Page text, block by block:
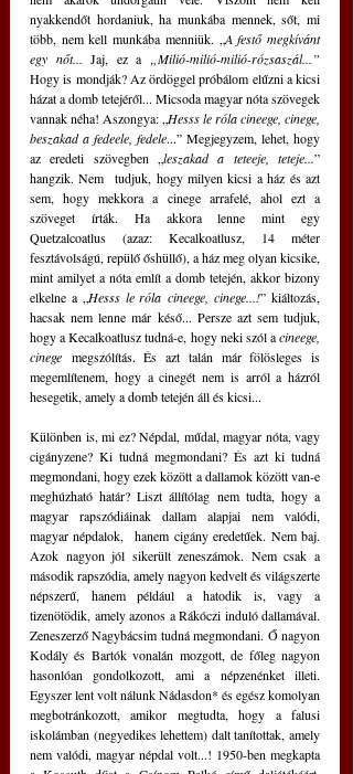
nyakkendőt hordaniuk, ha munkába mennek, sőt, mi
több, nem kell munkába menniük. „A festő megkívánt
egy nőt... Jaj, ez a
Hogy is mondják? Az ördöggel próbálom elűzni a kicsi
házat a domb tetejéről... Micsoda magyar nóta szövegek
vannak néha! Aszongya: „ Hesss le róla cineege, cinege,
beszakad a fedeele, fedele...” Megjegyzem, lehet, hogy
az eredeti szövegben „leszakad a teteeje, teteje...”
hangzik. Nem  tudjuk, hogy milyen kicsi a ház és azt
sem, hogy mekkora a cinege arrafelé, ahol ezt a
szöveget írták. Ha akkora lenne mint egy
Quetzalcoatlus (azaz: Kecalkoatlusz, 14 méter
fesztávolságú, repülő őshüllő), a ház meg olyan kicsike,
mint amilyet a nóta említ a domb tetején, akkor bizony
elkelne a „ Hesss le róla cineege, cinege...!” kiáltozás,
hacsak nem lenne már késő... Persze azt sem tudjuk,
hogy a Kecalkoatlusz tudná-e, hogy neki szól a cineege,
cinege megszólítás. És azt talán már fölösleges is
megemlítenem, hogy a cinegét nem is arról a házról
hesegetik, amely a domb tetején áll és kicsi...
Különben is, mi ez? Népdal, műdal, magyar nóta, vagy
cigányzene? Ki tudná megmondani? És azt ki tudná
megmondani, hogy ezek között a dallamok között van-e
meghúzható határ? Liszt állítólag nem tudta, hogy a
magyar rapszódiáinak dallam alapjai nem valódi,
magyar népdalok,  hanem cigány eredetűek. Nem baj.
Azok nagyon jól sikerült zeneszámok. Nem csak a
második rapszódia, amely nagyon kedvelt és világszerte
népszerű, hanem például a hatodik is, vagy a
tizenötödik, amely azonos a Rákóczi induló dallamával.
Zeneszerző Nagybácsim tudná megmondani. Ő nagyon
Kodály és Bartók vonalán mozgott, de főleg nagyon
hasonlóan gondolkozott, ami a népzenénket illeti.
Egyszer lent volt nálunk Nádasdon* és egész komolyan
megbotránkozott, amikor megtudta, hogy a falusi
iskolámban (negyedikes lehettem) dalt tanítottak, amely
nem valódi, magyar népdal volt...! 1950-ben megkapta